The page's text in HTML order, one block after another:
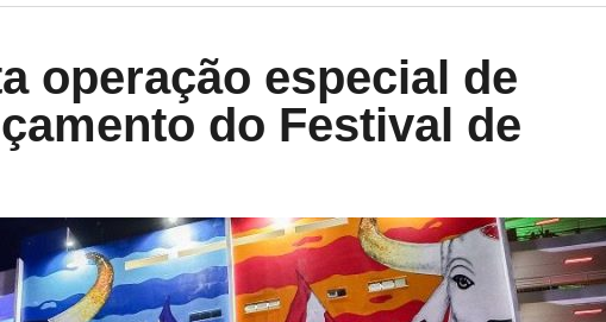
operação especial de
do Festival de